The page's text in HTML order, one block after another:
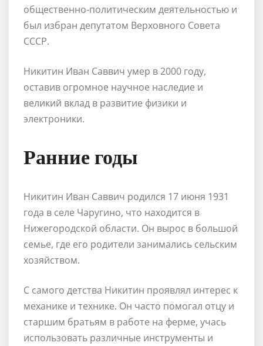
общественно-политическим деятельностью и
был избран депутатом Верховного Совета
СССР.
Никитин Иван Саввич умер в 2000 году,
оставив огромное научное наследие и
великий вклад в развитие физики и
электроники.
Ранние годы
Никитин Иван Саввич родился 17 июня 1931
года в селе Чаругино, что находится в
Нижегородской области. Он вырос в большой
семье, где его родители занимались сельским
хозяйством.
С самого детства Никитин проявлял интерес к
механике и технике. Он часто помогал отцу и
старшим братьям в работе на ферме, учась
использовать различные инструменты и